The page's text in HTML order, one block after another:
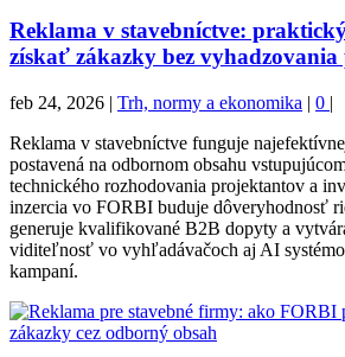
Reklama v stavebníctve:
získať zákazky bez vyhadzovania
feb 24, 2026 | Trh, normy a ekonomika | 0 |
Reklama v stavebníctve funguje
postavená na odbornom obsahu
technického rozhodovania projektantov a
inzercia vo FORBI buduje dôveryhodnosť
generuje kvalifikované B2B dopyty a
viditeľnosť vo vyhľadávačoch aj AI
kampaní.